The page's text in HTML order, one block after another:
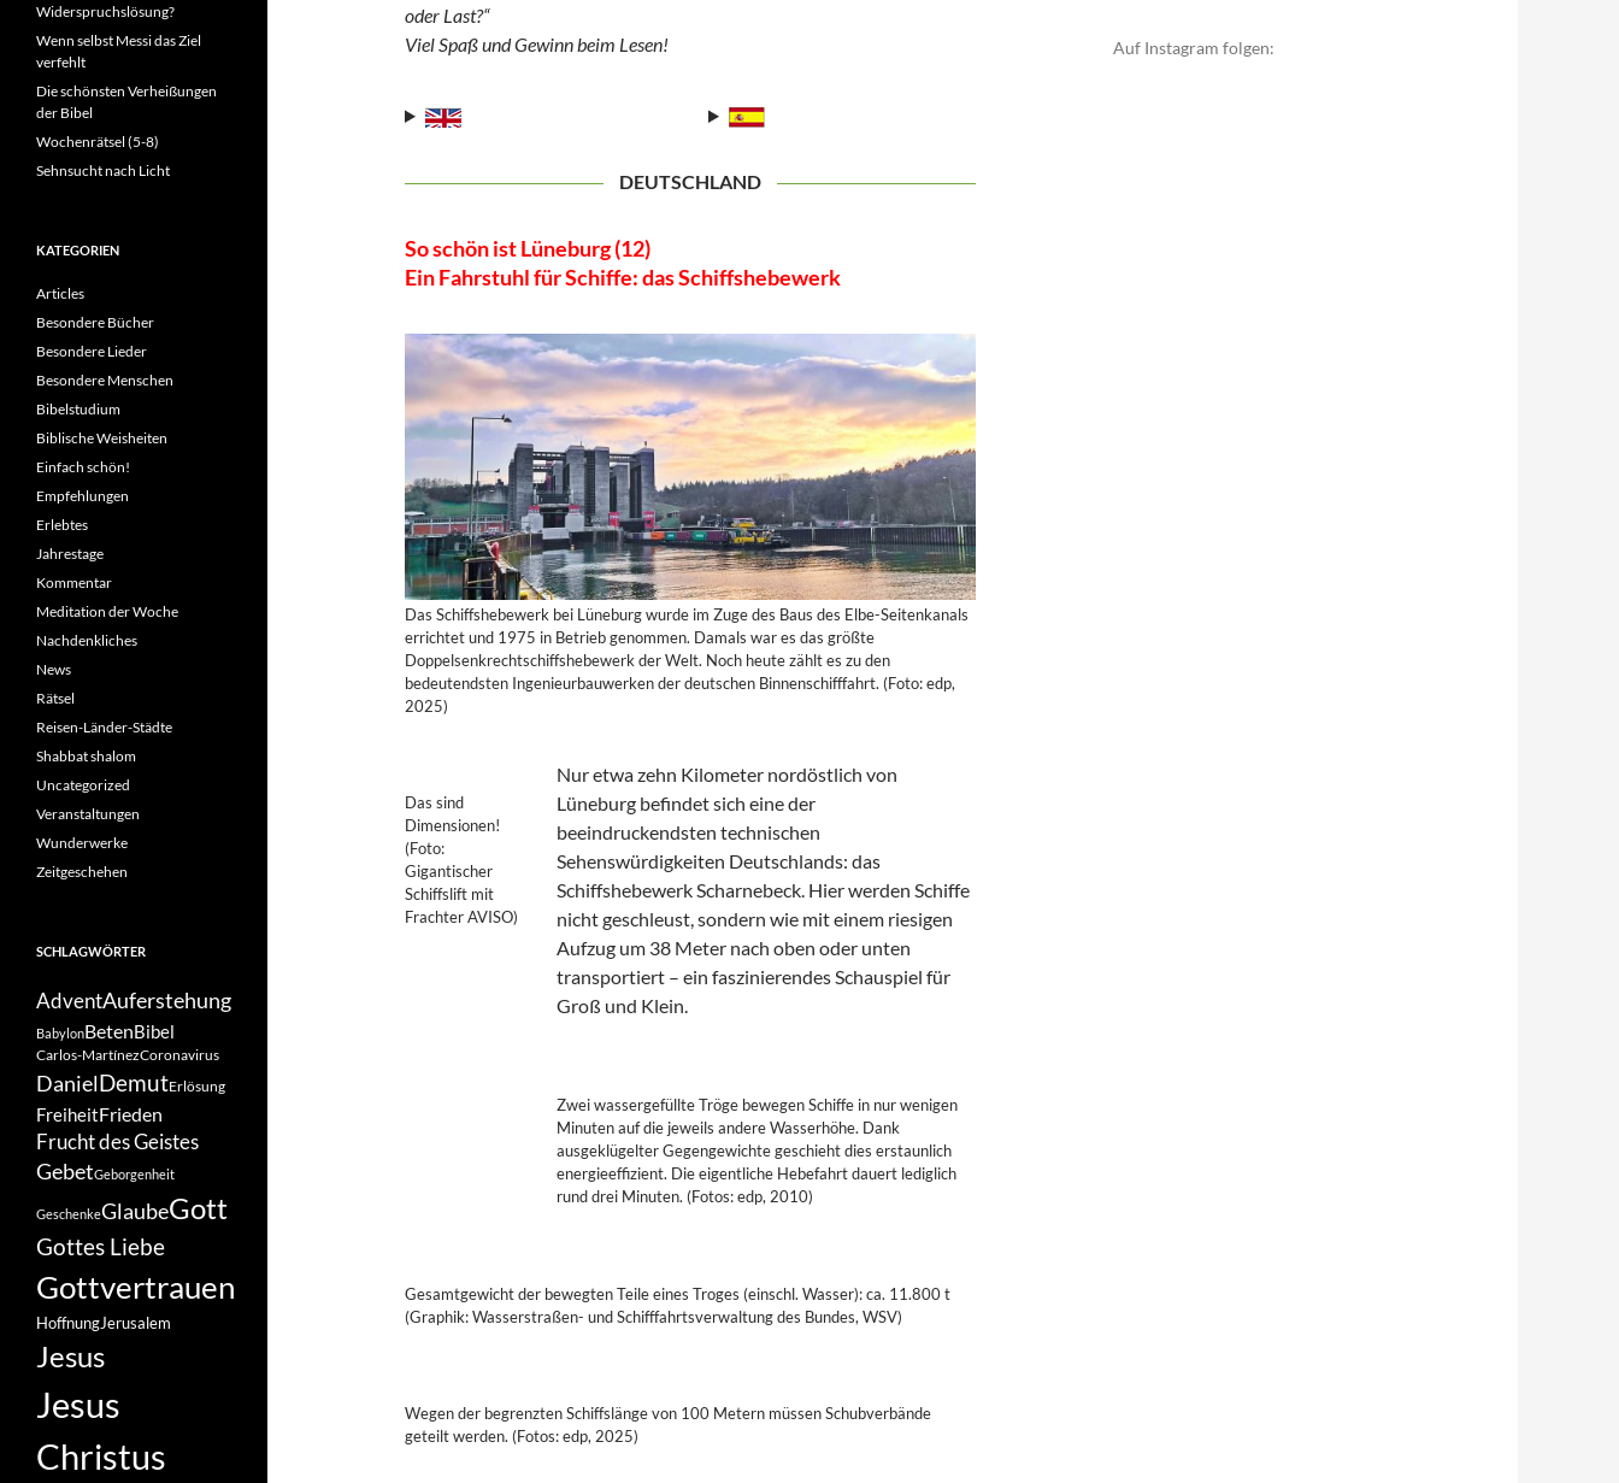
oder Last?“
Viel Spaß und Gewinn beim Lesen!
DEUTSCHLAND
So schön ist Lüneburg (12)
Ein Fahrstuhl für Schiffe: das Schiffshebewerk
Das Schiffshebewerk bei Lüneburg wurde im Zuge des Baus des Elbe-Seitenkanals
errichtet und 1975 in Betrieb genommen. Damals war es das größte
Doppelsenkrechtschiffshebewerk der Welt. Noch heute zählt es zu den
bedeutendsten Ingenieurbauwerken der deutschen Binnenschifffahrt. (Foto: edp,
2025)
Das sind
Dimensionen!
(Foto:
Gigantischer
Schiffslift mit
Frachter AVISO)
Nur etwa zehn Kilometer nordöstlich von
Lüneburg befindet sich eine der
beeindruckendsten technischen
Sehenswürdigkeiten Deutschlands: das
Schiffshebewerk Scharnebeck. Hier werden Schiffe
nicht geschleust, sondern wie mit einem riesigen
Aufzug um 38 Meter nach oben oder unten
transportiert – ein faszinierendes Schauspiel für
Groß und Klein.
Zwei wassergefüllte Tröge bewegen Schiffe in nur wenigen
Minuten auf die jeweils andere Wasserhöhe. Dank
ausgeklügelter Gegengewichte geschieht dies erstaunlich
energieeffizient. Die eigentliche Hebefahrt dauert lediglich
rund drei Minuten. (Fotos: edp, 2010)
Gesamtgewicht der bewegten Teile eines Troges (einschl. Wasser): ca. 11.800 t
(Graphik: Wasserstraßen- und Schifffahrtsverwaltung des Bundes, WSV)
Wegen der begrenzten Schiffslänge von 100 Metern müssen Schubverbände
geteilt werden. (Fotos: edp, 2025)
Auf Instagram folgen:
Widerspruchslösung?
Wenn selbst Messi das Ziel
verfehlt
Die schönsten Verheißungen
der Bibel
Wochenrätsel (5-8)
Sehnsucht nach Licht
KATEGORIEN
Articles
Besondere Bücher
Besondere Lieder
Besondere Menschen
Bibelstudium
Biblische Weisheiten
Einfach schön!
Empfehlungen
Erlebtes
Jahrestage
Kommentar
Meditation der Woche
Nachdenkliches
News
Rätsel
Reisen-Länder-Städte
Shabbat shalom
Uncategorized
Veranstaltungen
Wunderwerke
Zeitgeschehen
SCHLAGWÖRTER
AdventAuferstehung
BabylonBetenBibel
Carlos-MartínezCoronavirus
DanielDemutErlösung
FreiheitFrieden
Frucht des Geistes
GebetGeborgenheit
GeschenkeGlaubeGott
Gottes Liebe
Gottvertrauen
HoffnungJerusalem
Jesus
Jesus
Christus